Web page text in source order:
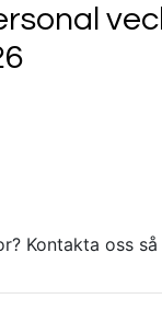
Kontakta oss